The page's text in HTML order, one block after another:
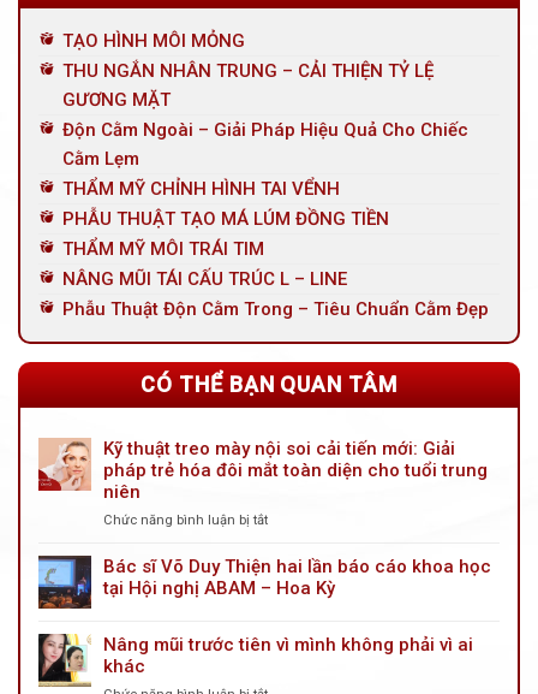
TẠO HÌNH MÔI MỎNG
THU NGẮN NHÂN TRUNG – CẢI THIỆN TỶ LỆ
GƯƠNG MẶT
Độn Cằm Ngoài – Giải Pháp Hiệu Quả Cho Chiếc
Cằm Lẹm
THẨM MỸ CHỈNH HÌNH TAI VỂNH
PHẪU THUẬT TẠO MÁ LÚM ĐỒNG TIỀN
THẨM MỸ MÔI TRÁI TIM
NÂNG MŨI TÁI CẤU TRÚC L – LINE
Phẫu Thuật Độn Cằm Trong – Tiêu Chuẩn Cằm Đẹp
CÓ THỂ BẠN QUAN TÂM
Kỹ thuật treo mày nội soi cải tiến mới: Giải
pháp trẻ hóa đôi mắt toàn diện cho tuổi trung
niên
Chức năng bình luận bị tắt
thuật
treo
soi
Bác sĩ Võ Duy Thiện hai lần báo cáo khoa học
tại Hội nghị ABAM – Hoa Kỳ
Nâng mũi trước tiên vì mình không phải vì ai
khác